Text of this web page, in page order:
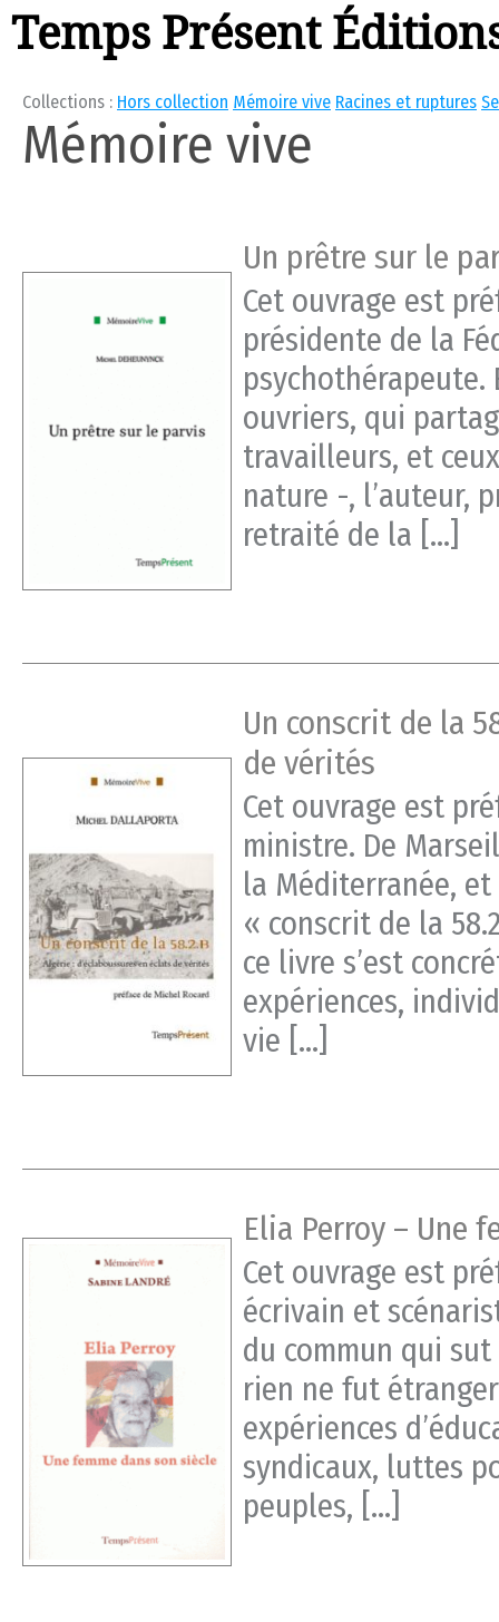
Temps Présent
Collections : Hors collection Mémoire vive Racines et ruptures
Mémoire vive
Un prêtre sur le
Cet ouvrage est
présidente de la
psychothérapeute.
ouvriers, qui
travailleurs, et
nature -, l’auteur,
retraité de la […]
Un conscrit de la
de vérités
Cet ouvrage est
ministre. De
la Méditerranée,
« conscrit de la
ce livre s’est
expériences,
vie […]
Elia Perroy – Une
Cet ouvrage est
écrivain et
du commun qui
rien ne fut
expériences
syndicaux, luttes
peuples, […]